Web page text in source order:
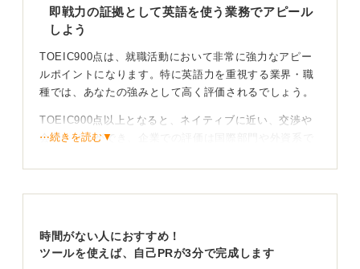
即戦力の証拠として英語を使う業務でアピール
しよう
TOEIC900点は、就職活動において非常に強力なアピー
ルポイントになります。特に英語力を重視する業界・職
種では、あなたの強みとして高く評価されるでしょう。
TOEIC900点以上となると、ネイティブに近い、交渉や
会議レベルができ、企業での評価は国際部門や外資系で
日系と外資で評価されるポイントの違いも押さえて
おこう
⋯続きを読む▼
時間がない人におすすめ！
ツールを使えば、自己PRが3分で完成します